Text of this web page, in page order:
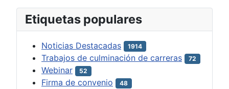
Etiquetas populares
Noticias Destacadas 1914
Trabajos de culminación de carreras 72
Webinar 52
Firma de convenio 48